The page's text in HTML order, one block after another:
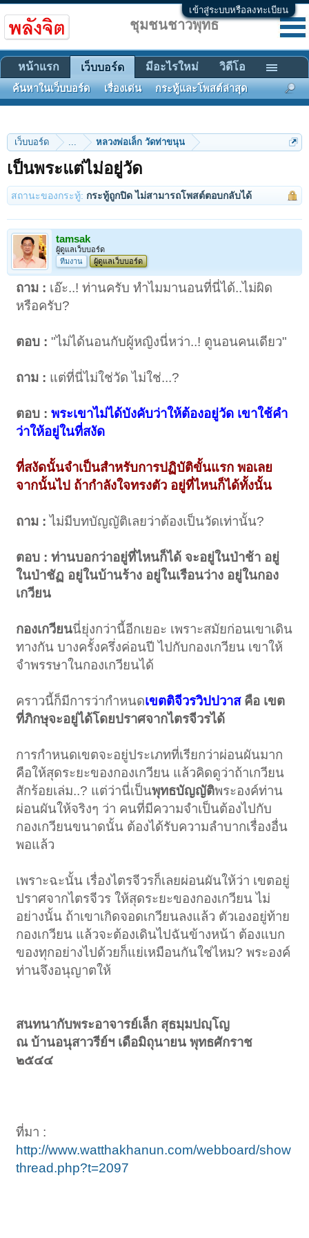
เข้าสู่ระบบหรือลงทะเบียน
เว็บบอร์ด ... หลวงพ่อเล็ก วัดท่าขนุน
เป็นพระแต่ไม่อยู่วัด
สถานะของกระทู้: กระทู้ถูกปิด ไม่สามารถโพสต์ตอบกลับได้
tamsak
ผู้ดูแลเว็บบอร์ด
ทีมงาน
ผู้ดูแลเว็บบอร์ด
ถาม : เอ๊ะ..! ท่านครับ ทำไมมานอนที่นี่ได้..ไม่ผิด
หรือครับ?
ตอบ : "ไม่ได้นอนกับผู้หญิงนี่หว่า..! ตูนอนคนเดียว"
ถาม : แต่ที่นี่ไม่ใช่วัด ไม่ใช่...?
ตอบ : พระเขาไม่ได้บังคับว่าให้ต้องอยู่วัด เขาใช้คำ
ว่าให้อยู่ในที่สงัด
ที่สงัดนั้นจำเป็นสำหรับการปฏิบัติขั้นแรก พอเลย
จากนั้นไป ถ้ากำลังใจทรงตัว อยู่ที่ไหนก็ได้ทั้งนั้น
ถาม : ไม่มีบทบัญญัติเลยว่าต้องเป็นวัดเท่านั้น?
ตอบ : ท่านบอกว่าอยู่ที่ไหนก็ได้ จะอยู่ในป่าช้า อยู่
ในป่าชัฏ อยู่ในบ้านร้าง อยู่ในเรือนว่าง อยู่ในกอง
เกวียน
กองเกวียนนี่ยุ่งกว่านี้อีกเยอะ เพราะสมัยก่อนเขาเดิน
ทางกัน บางครั้งครึ่งค่อนปี ไปกับกองเกวียน เขาให้
จำพรรษาในกองเกวียนได้
คราวนี้ก็มีการว่ากำหนดเขตติจีวรวิปปวาสคือ เขต
ที่ภิกษุจะอยู่ได้โดยปราศจากไตรจีวรได้
การกำหนดเขตจะอยู่ประเภทที่เรียกว่าผ่อนผันมาก
คือให้สุดระยะของกองเกวียน แล้วคิดดูว่าถ้าเกวียน
สักร้อยเล่ม..? แต่ว่านี่เป็นพุทธบัญญัติพระองค์ท่าน
ผ่อนผันให้จริงๆ ว่า คนที่มีความจำเป็นต้องไปกับ
กองเกวียนขนาดนั้น ต้องได้รับความลำบากเรื่องอื่น
พอแล้ว
เพราะฉะนั้น เรื่องไตรจีวรก็เลยผ่อนผันให้ว่า เขตอยู่
ปราศจากไตรจีวร ให้สุดระยะของกองเกวียน ไม่
อย่างนั้น ถ้าเขาเกิดจอดเกวียนลงแล้ว ตัวเองอยู่ท้าย
กองเกวียน แล้วจะต้องเดินไปฉันข้างหน้า ต้องแบก
ของทุกอย่างไปด้วยก็แย่เหมือนกันใช่ไหม? พระองค์
ท่านจึงอนุญาตให้
สนทนากับพระอาจารย์เล็ก สุธมฺมปญฺโญ
ณ บ้านอนุสาวรีย์ฯ เดือมิถุนายน พุทธศักราช
๒๕๔๔
ที่มา :
http://www.watthakhanun.com/webboard/show
thread.php?t=2097
ชุมชนชาวพุทธ
หน้าแรก เว็บบอร์ด
ค้นหาในเว็บบอร์ด เรื่องเด่น กระทู้และโพสต์ล่าสุด
มีอะไรใหม่ วิดีโอ